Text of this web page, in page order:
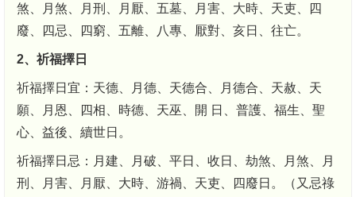
煞、月煞、月刑、月厭、五墓、月害、大時、天吏、四
廢、四忌、四窮、五離、八專、厭對、亥日、往亡。
2、祈福擇日
祈福擇日宜：天德、月德、天德合、月德合、天赦、天
願、月恩、四相、時德、天巫、開 日、普護、福生、聖
心、益後、續世日。
祈福擇日忌：月建、月破、平日、收日、劫煞、月煞、月
刑、月害、月厭、大時、游禍、天吏、四廢日。（又忌祿